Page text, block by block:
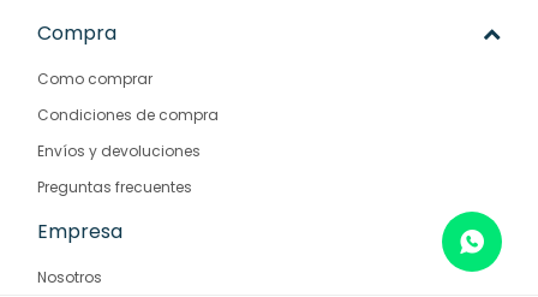
Compra
Como comprar
Condiciones de compra
Envíos y devoluciones
Preguntas frecuentes
Empresa
Nosotros